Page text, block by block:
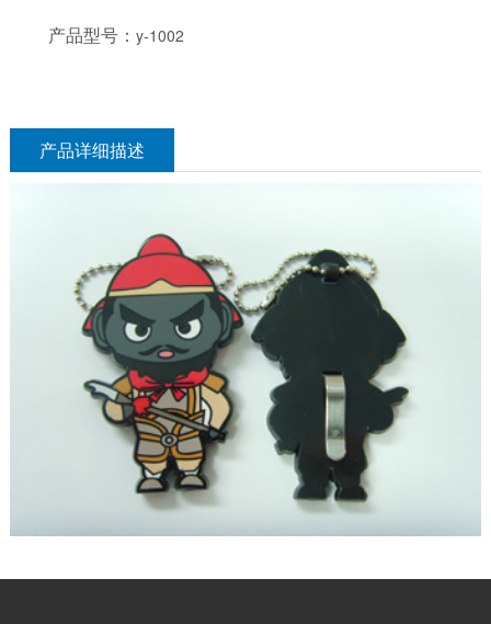
产品型号：y-1002
产品详细描述